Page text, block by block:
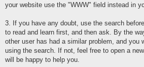
your website use the "WWW" field instead in
3. If you have any doubt, use the search
to read and learn first, and then ask. By the
other user has had a similar problem, and you
using the search. If not, feel free to open a
will be happy to help you.